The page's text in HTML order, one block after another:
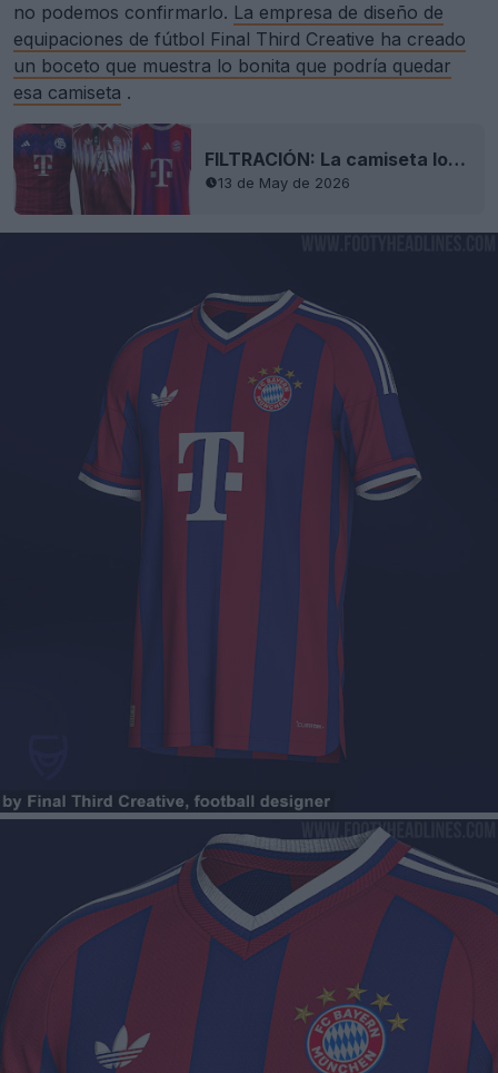
no podemos confirmarlo. La empresa de diseño de
equipaciones de fútbol Final Third Creative ha creado
un boceto que muestra lo bonita que podría quedar
esa camiseta .
FILTRACIÓN: La camiseta local del Bayern de Múnich para la temporada 27-28 incluirá detalles en morado
13 de May de 2026